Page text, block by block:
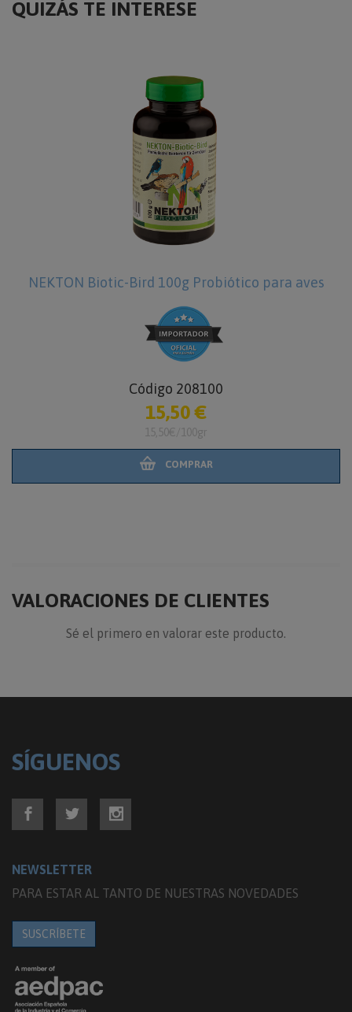
QUIZÁS TE INTERESE
para aves NEKTON R 35g Suplemento
Pájaros plumaje rojo
VALORACIONES DE CLIENTES
Sé el primero en valorar este producto.
SÍGUENOS
NEWSLETTER
PARA ESTAR AL TANTO DE NUESTRAS NOVEDADES
SUSCRÍBETE